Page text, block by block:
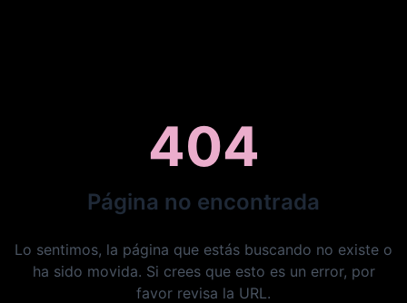
404
Página no encontrada
Lo sentimos, la página que estás buscando no existe o
ha sido movida. Si crees que esto es un error, por
favor revisa la URL.